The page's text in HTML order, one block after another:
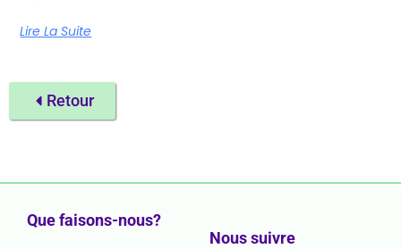
Lire La Suite
Retour
Que faisons-nous?
Nous suivre